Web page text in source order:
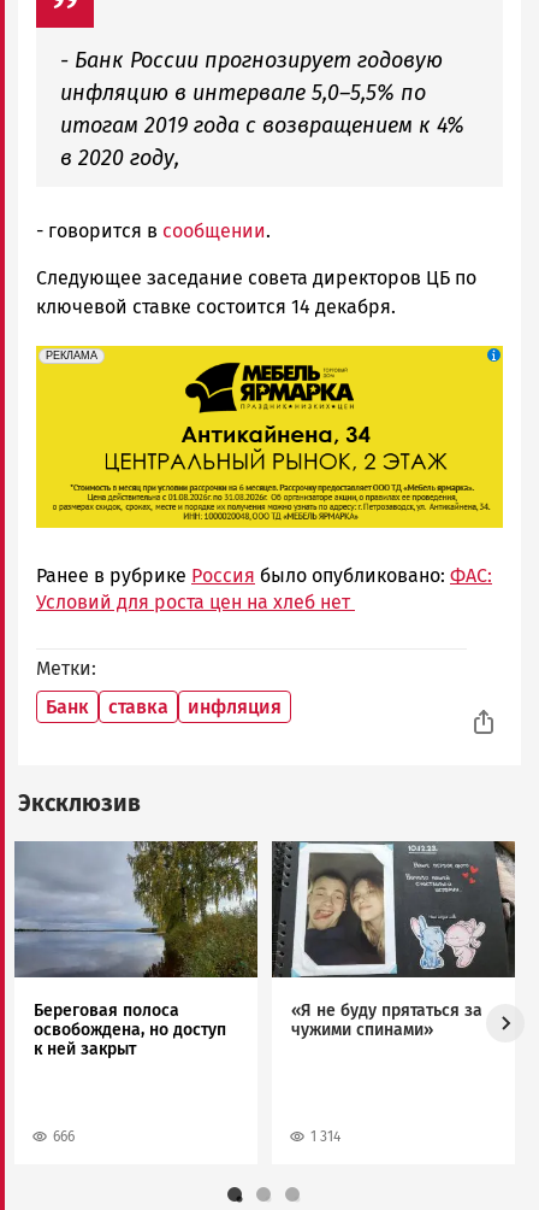
- Банк России прогнозирует годовую
инфляцию в интервале 5,0–5,5% по
итогам 2019 года с возвращением к 4%
в 2020 году,
- говорится в сообщении.
Следующее заседание совета директоров ЦБ по
ключевой ставке состоится 14 декабря.
erid: 2SDnjeFymr3
РЕКЛАМА
Реклама
Ранее в рубрике Россия было опубликовано: ФАС:
Условий для роста цен на хлеб нет
Метки
Банк
ставка инфляция
Эксклюзив
Береговая полоса
освобождена, но доступ
к ней закрыт
666
Image
«Я не буду прятаться за
чужими спинами»
1 314